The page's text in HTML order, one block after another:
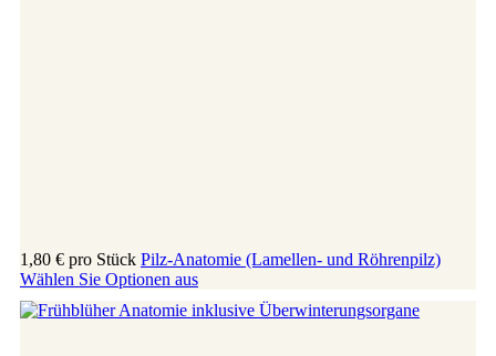
1,80 € pro Stück Pilz-Anatomie (Lamellen- und Röhrenpilz)
Wählen Sie Optionen aus